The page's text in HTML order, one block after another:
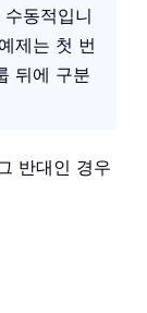
동적입니
제는 첫 번
뒤에 구분
반대인 경우